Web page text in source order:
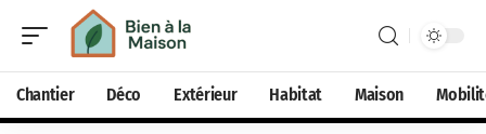
Chantier Déco Extérieur Habitat Maison